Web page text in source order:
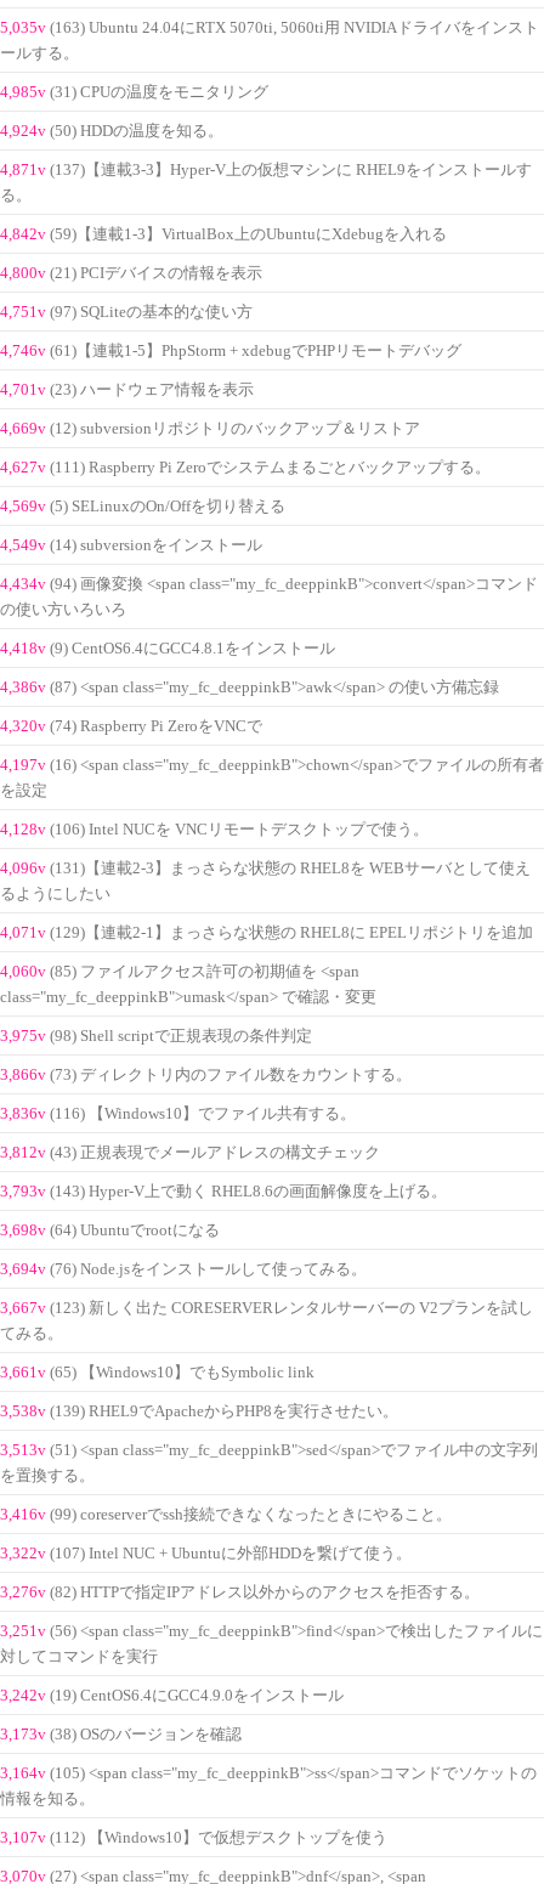
5,035v (163) Ubuntu 24.04にRTX 5070ti, 5060ti用 NVIDIAドライバをインスト
ールする。
4,985v (31) CPUの温度をモニタリング
4,924v (50) HDDの温度を知る。
4,871v (137)【連載3-3】Hyper-V上の仮想マシンに RHEL9をインストールす
る。
4,842v (59)【連載1-3】VirtualBox上のUbuntuにXdebugを入れる
4,800v (21) PCIデバイスの情報を表示
4,751v (97) SQLiteの基本的な使い方
4,746v (61)【連載1-5】PhpStorm + xdebugでPHPリモートデバッグ
4,701v (23) ハードウェア情報を表示
4,669v (12) subversionリポジトリのバックアップ＆リストア
4,627v (111) Raspberry Pi Zeroでシステムまるごとバックアップする。
4,569v (5) SELinuxのOn/Offを切り替える
4,549v (14) subversionをインストール
4,434v (94) 画像変換 <span class="my_fc_deeppinkB">convert</span>コマンド
の使い方いろいろ
4,418v (9) CentOS6.4にGCC4.8.1をインストール
4,386v (87) <span class="my_fc_deeppinkB">awk</span> の使い方備忘録
4,320v (74) Raspberry Pi ZeroをVNCで
4,197v (16) <span class="my_fc_deeppinkB">chown</span>でファイルの所有者
を設定
4,128v (106) Intel NUCを VNCリモートデスクトップで使う。
4,096v (131)【連載2-3】まっさらな状態の RHEL8を WEBサーバとして使え
るようにしたい
4,071v (129)【連載2-1】まっさらな状態の RHEL8に EPELリポジトリを追加
4,060v (85) ファイルアクセス許可の初期値を <span
class="my_fc_deeppinkB">umask</span> で確認・変更
3,975v (98) Shell scriptで正規表現の条件判定
3,866v (73) ディレクトリ内のファイル数をカウントする。
3,836v (116) 【Windows10】でファイル共有する。
3,812v (43) 正規表現でメールアドレスの構文チェック
3,793v (143) Hyper-V上で動く RHEL8.6の画面解像度を上げる。
3,698v (64) Ubuntuでrootになる
3,694v (76) Node.jsをインストールして使ってみる。
3,667v (123) 新しく出た CORESERVERレンタルサーバーの V2プランを試し
てみる。
3,661v (65) 【Windows10】でもSymbolic link
3,538v (139) RHEL9でApacheからPHP8を実行させたい。
3,513v (51) <span class="my_fc_deeppinkB">sed</span>でファイル中の文字列
を置換する。
3,416v (99) coreserverでssh接続できなくなったときにやること。
3,322v (107) Intel NUC + Ubuntuに外部HDDを繋げて使う。
3,276v (82) HTTPで指定IPアドレス以外からのアクセスを拒否する。
3,251v (56) <span class="my_fc_deeppinkB">find</span>で検出したファイルに
対してコマンドを実行
3,242v (19) CentOS6.4にGCC4.9.0をインストール
3,173v (38) OSのバージョンを確認
3,164v (105) <span class="my_fc_deeppinkB">ss</span>コマンドでソケットの
情報を知る。
3,107v (112) 【Windows10】で仮想デスクトップを使う
3,070v (27) <span class="my_fc_deeppinkB">dnf</span>, <span